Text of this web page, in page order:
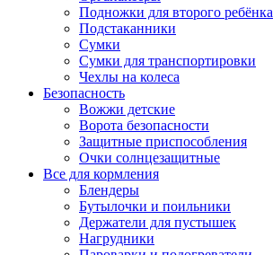
Подножки для второго ребёнка
Подстаканники
Сумки
Сумки для транспортировки
Чехлы на колеса
Безопасность
Вожжи детские
Ворота безопасности
Защитные приспособления
Очки солнцезащитные
Все для кормления
Блендеры
Бутылочки и поильники
Держатели для пустышек
Нагрудники